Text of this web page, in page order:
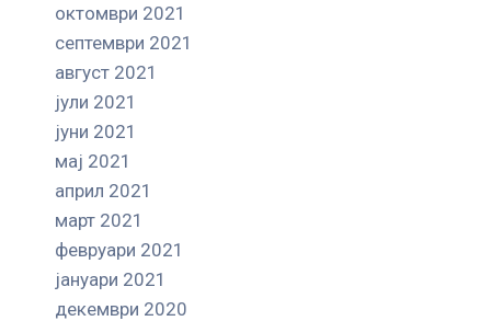
октомври 2021
септември 2021
август 2021
јули 2021
јуни 2021
мај 2021
април 2021
март 2021
февруари 2021
јануари 2021
декември 2020